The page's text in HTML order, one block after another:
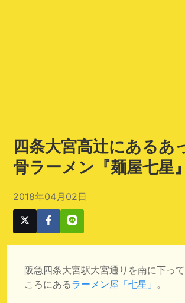
四条大宮高辻にあるあ
骨ラーメン『麺屋七星』
2018年04月02日
阪急四条大宮駅大宮通りを南に下っ
ころにあるラーメン屋「七星」 。